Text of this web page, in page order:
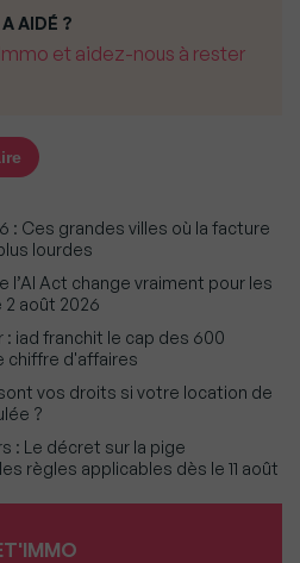
AIDÉ ?
et aidez-nous à rester
: Ces grandes villes où la facture
lourdes
l’AI Act change vraiment pour les
août 2026
: iad franchit le cap des 600
chiffre d'affaires
vos droits si votre location de
?
: Le décret sur la pige
règles applicables dès le 11 août